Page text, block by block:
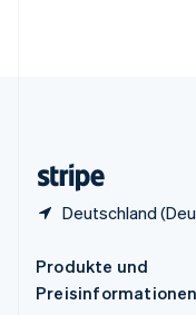
Deutschland
Produkte und
Preisinformationen